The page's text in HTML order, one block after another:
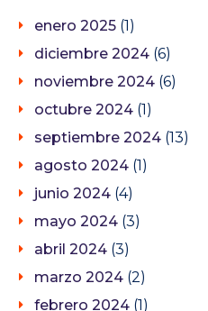
enero 2025 (1)
diciembre 2024 (6)
noviembre 2024 (6)
octubre 2024 (1)
septiembre 2024 (13)
agosto 2024 (1)
junio 2024 (4)
mayo 2024 (3)
abril 2024 (3)
marzo 2024 (2)
febrero 2024 (1)